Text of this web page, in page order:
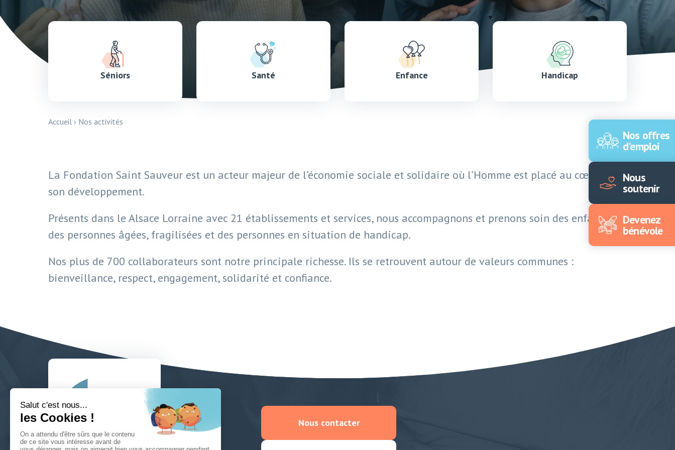
Séniors Santé Enfance Handicap
Accueil › Nos activités
La Fondation Saint Sauveur est un acteur majeur de l’économie sociale et solidaire où l’Homme est placé au cœur de
son développement.
Présents dans le Alsace Lorraine avec 21 établissements et services, nous accompagnons et prenons soin des enfants,
des personnes âgées, fragilisées et des personnes en situation de handicap.
Nos plus de 700 collaborateurs sont notre principale richesse. Ils se retrouvent autour de valeurs communes :
bienveillance, respect, engagement, solidarité et confiance.
Nous contacter
Nos offres
d'emploi
Nous
soutenir
Devenez
bénévole